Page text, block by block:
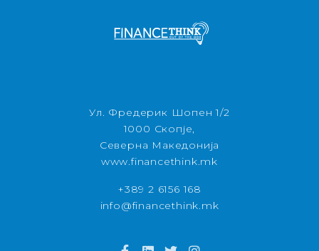
Ул. Фредерик Шопен 1/2
1000 Скопје,
Северна Македонија
www.financethink.mk
+389 2 6156 168
info@financethink.mk